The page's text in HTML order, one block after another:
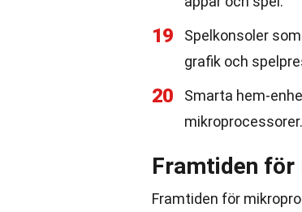
19
Spelkonsoler
grafik och
20
Smarta hem-
mikroprocessorer.
Framtiden
Framtiden för